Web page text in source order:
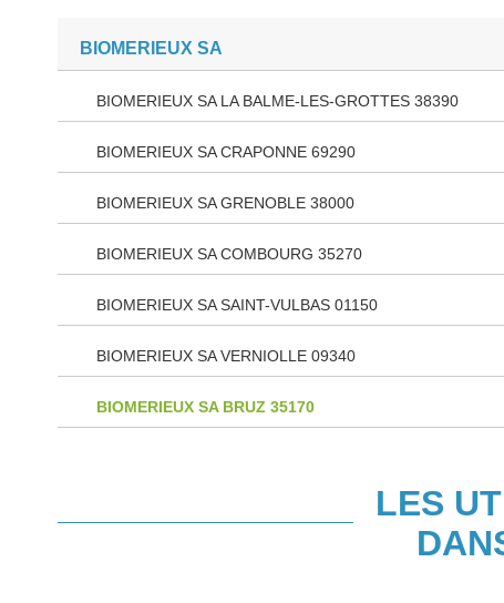
BIOMERIEUX SA
BIOMERIEUX SA LA BALME-LES-GROTTES 38390
BIOMERIEUX SA CRAPONNE 69290
BIOMERIEUX SA GRENOBLE 38000
BIOMERIEUX SA COMBOURG 35270
BIOMERIEUX SA SAINT-VULBAS 01150
BIOMERIEUX SA VERNIOLLE 09340
BIOMERIEUX SA BRUZ 35170
LES